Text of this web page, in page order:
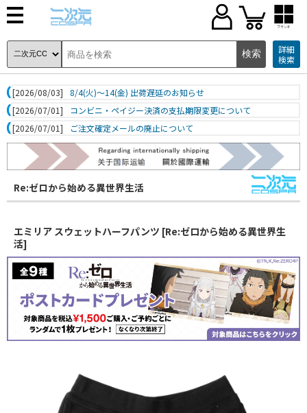
ブランド
詳細
検索
[2026/08/03]
8/4(火)～14(金) 出荷遅延のお知らせ
[2026/07/01]
コンビニ・ペイジー決済の支払期限変更について
[2026/07/01]
ご注文確定メールの廃止について
Re:ゼロから始める異世界生活
エミリア スウェットハーフパンツ [Re:ゼロから始める異世界生
活]